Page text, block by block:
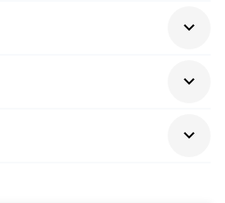
Solutions Architect Expert“